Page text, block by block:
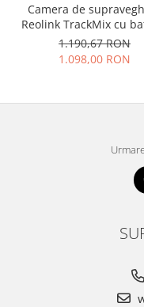
Camera de
Reolink TrackMix cu
reincarcabila, WIFI, ,
auto zoom tracking,
detectare persoana/
1.190,67 RON
1.098,00 RON